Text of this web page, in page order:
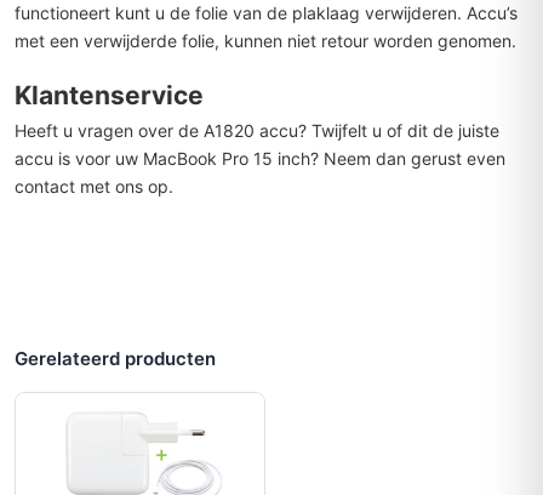
functioneert kunt u de folie van de plaklaag verwijderen. Accu’s
met een verwijderde folie, kunnen niet retour worden genomen.
Klantenservice
Heeft u vragen over de A1820 accu? Twijfelt u of dit de juiste
accu is voor uw MacBook Pro 15 inch? Neem dan gerust even
contact met ons op.
Gerelateerd producten